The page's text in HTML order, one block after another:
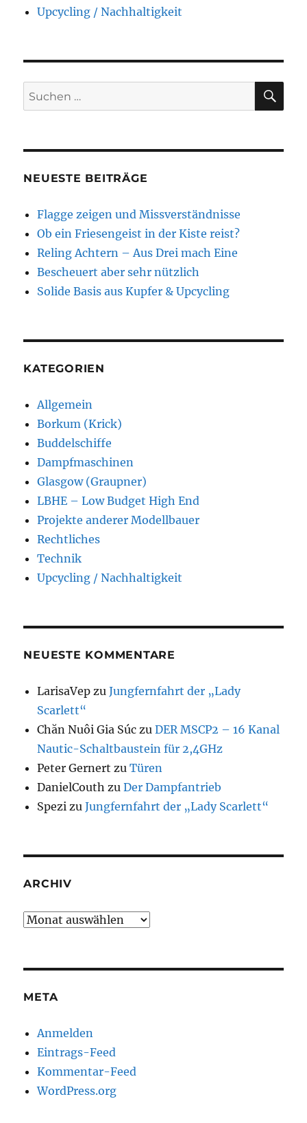
Upcycling / Nachhaltigkeit
Suchen
nach:
NEUESTE BEITRÄGE
Flagge zeigen und Missverständnisse
Ob ein Friesengeist in der Kiste reist?
Reling Achtern – Aus Drei mach Eine
Bescheuert aber sehr nützlich
Solide Basis aus Kupfer & Upcycling
KATEGORIEN
Allgemein
Borkum (Krick)
Buddelschiffe
Dampfmaschinen
Glasgow (Graupner)
LBHE – Low Budget High End
Projekte anderer Modellbauer
Rechtliches
Technik
Upcycling / Nachhaltigkeit
NEUESTE KOMMENTARE
LarisaVep zuJungfernfahrt der „Lady
Scarlett“
Chăn Nuôi Gia Súc zuDER MSCP2 – 16 Kanal
Nautic-Schaltbaustein für 2,4GHz
Peter Gernert zuTüren
DanielCouth zuDer Dampfantrieb
Spezi zuJungfernfahrt der „Lady Scarlett“
ARCHIV
Archiv
META
Anmelden
Eintrags-Feed
Kommentar-Feed
WordPress.org